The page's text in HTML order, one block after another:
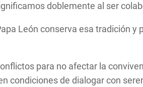
doblemente al ser
León conserva esa tradición y
para no afectar la
condiciones de dialogar con